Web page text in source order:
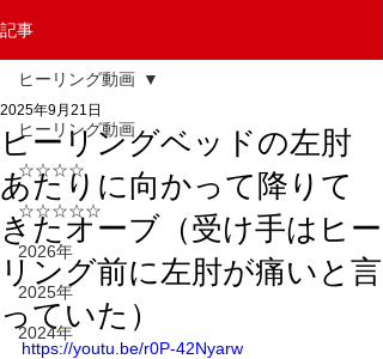
記事
ヒーリング動画
☆☆☆☆
☆☆☆☆☆
2026年
2025年
2024年
ヒーリング動画
ヒーリングベッドの左肘
あたりに向かって降りて
きたオーブ（受け手はヒー
リング前に左肘が痛いと言
っていた）
2025年9月21日
https://youtu.be/r0P-42Nyarw